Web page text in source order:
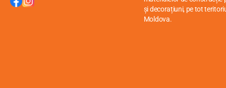
și decorațiuni, pe tot
Moldova.